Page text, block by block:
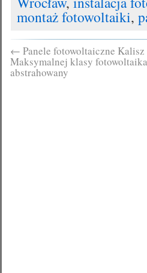
montaż fotowoltaiki,
← Panele fotowoltaiczne Kalisz
Maksymalnej klasy
abstrahowany